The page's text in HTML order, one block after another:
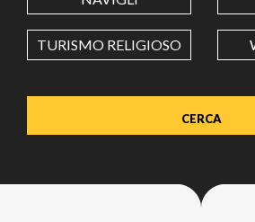
Value in decimal degrees. Use dot (.)
TURISMO RELIGIOSO